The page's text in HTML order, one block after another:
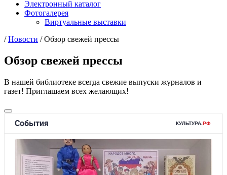
Электронный каталог
Фотогалерея
Виртуальные выставки
/Новости /Обзор свежей прессы
Обзор свежей прессы
В нашей библиотеке всегда свежие выпуски журналов и
газет! Приглашаем всех желающих!